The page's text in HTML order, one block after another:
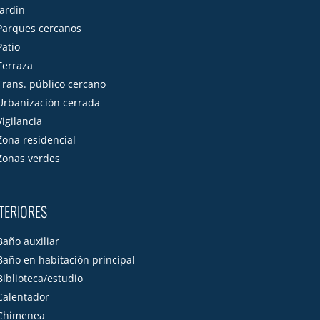
cercanos
público cercano
cerrada
residencial
verdes
auxiliar
en habitación principal
estudio